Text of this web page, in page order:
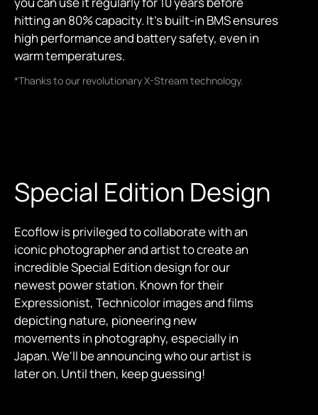
hitting an 80% capacity. It's built-in BMS ensures
high performance and battery safety, even in
warm temperatures.
*Thanks to our revolutionary X-Stream technology.
Special Edition Design
Ecoflow is privileged to collaborate with an
iconic photographer and artist to create an
incredible Special Edition design for our
newest power station. Known for their
Expressionist, Technicolor images and films
depicting nature, pioneering new
movements in photography, especially in
Japan. We'll be announcing who our artist is
later on. Until then, keep guessing!